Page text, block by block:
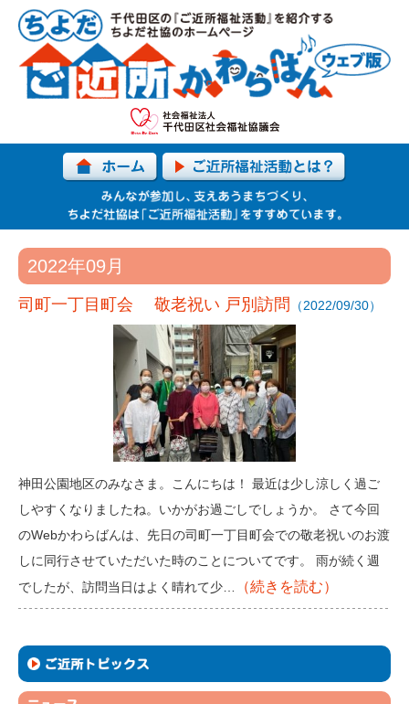
2022年09月
司町一丁目町会 敬老祝い 戸別訪問 （2022/09/30）
神田公園地区のみなさま。こんにちは！ 最近は少し涼しく過ご
しやすくなりましたね。いかがお過ごしでしょうか。 さて今回
のWebかわらばんは、先日の司町一丁目町会での敬老祝いのお渡
しに同行させていただいた時のことについてです。 雨が続く週
でしたが、訪問当日はよく晴れて少…
（続きを読む）